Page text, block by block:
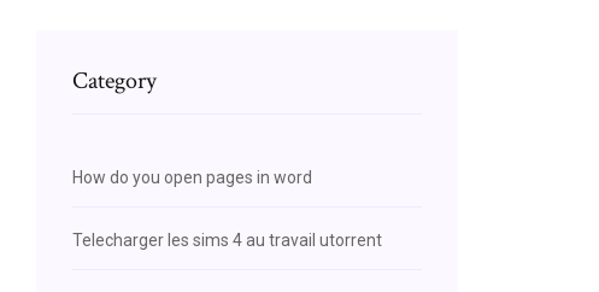
Category
How do you open pages in word
Telecharger les sims 4 au travail utorrent